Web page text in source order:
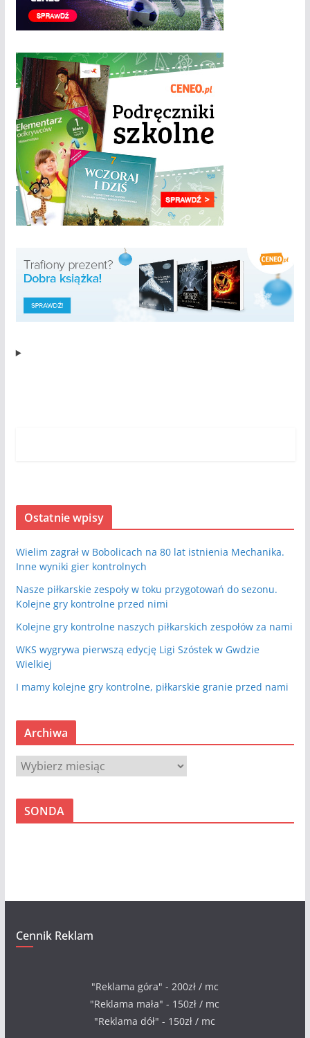
Ostatnie wpisy
Wielim zagrał w Bobolicach na 80 lat istnienia Mechanika.
Inne wyniki gier kontrolnych
Nasze piłkarskie zespoły w toku przygotowań do sezonu.
Kolejne gry kontrolne przed nimi
Kolejne gry kontrolne naszych piłkarskich zespołów za nami
WKS wygrywa pierwszą edycję Ligi Szóstek w Gwdzie
Wielkiej
I mamy kolejne gry kontrolne, piłkarskie granie przed nami
Archiwa
A
r
c
SONDA
Cennik Reklam
"Reklama góra" - 200zł / mc
"Reklama mała" - 150zł / mc
"Reklama dół" - 150zł / mc